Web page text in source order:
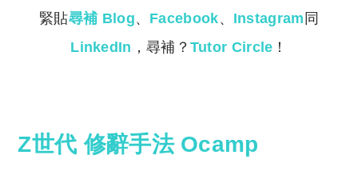
緊貼尋補 Blog、 Facebook、 Instagram 同
LinkedIn ，尋補？ Tutor Circle ！
Z世代 修辭手法 Ocamp